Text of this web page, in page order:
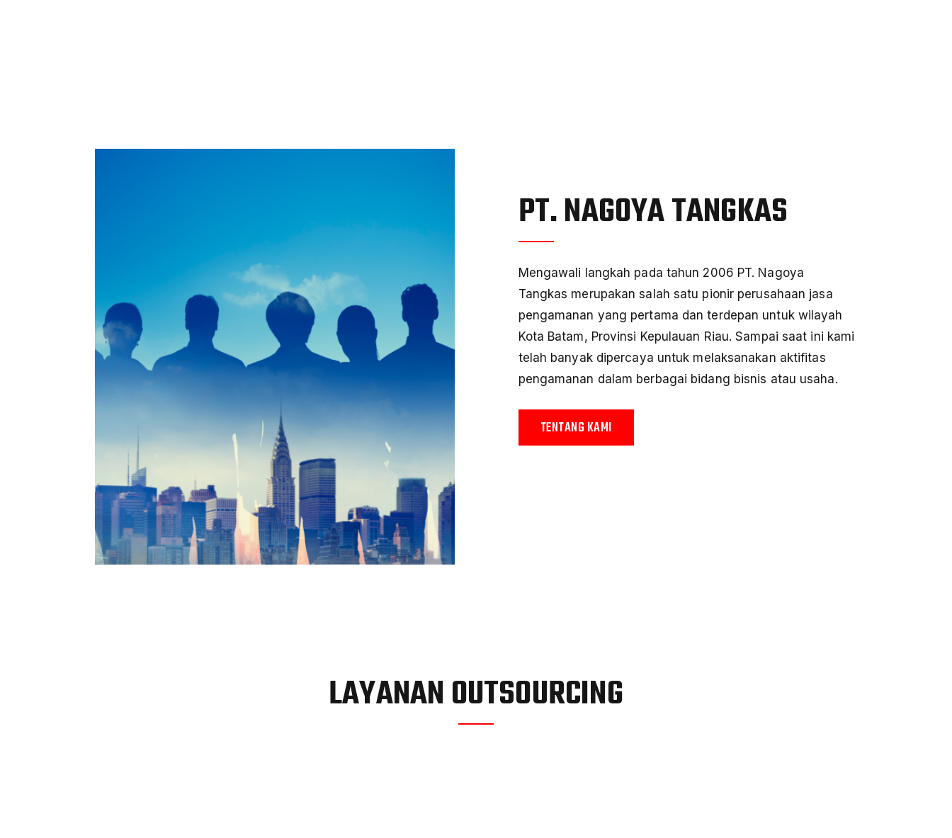
PT. NAGOYA TANGKAS
Mengawali langkah pada tahun 2006 PT. Nagoya
Tangkas merupakan salah satu pionir perusahaan jasa
pengamanan yang pertama dan terdepan untuk wilayah
Kota Batam, Provinsi Kepulauan Riau. Sampai saat ini kami
telah banyak dipercaya untuk melaksanakan aktifitas
pengamanan dalam berbagai bidang bisnis atau usaha.
TENTANG KAMI
LAYANAN OUTSOURCING